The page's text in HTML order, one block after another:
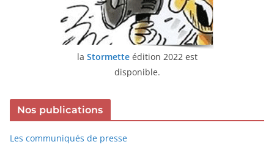
la Stormetteédition 2022 est
disponible.
Nos publications
Les communiqués de presse